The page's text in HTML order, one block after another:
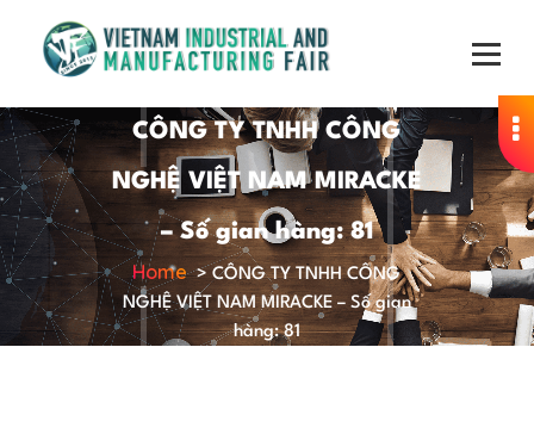
CÔNG TY TNHH CÔNG
NGHỆ VIỆT NAM MIRACKE
– Số gian hàng: 81
Home>CÔNG TY TNHH CÔNG
NGHỆ VIỆT NAM MIRACKE – Số gian
hàng: 81